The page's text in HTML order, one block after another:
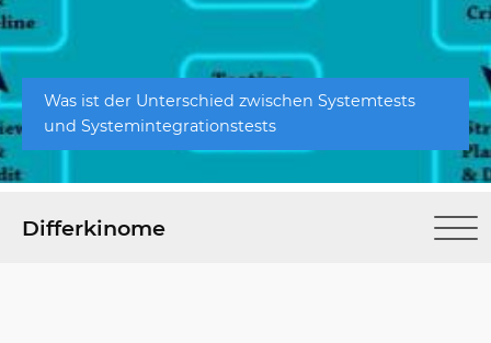
Was ist der Unterschied zwischen Systemtests
und Systemintegrationstests
Differkinome